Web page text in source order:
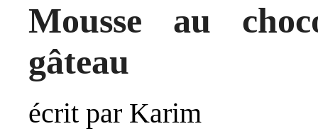
Mousse au
gâteau
écrit par Karim